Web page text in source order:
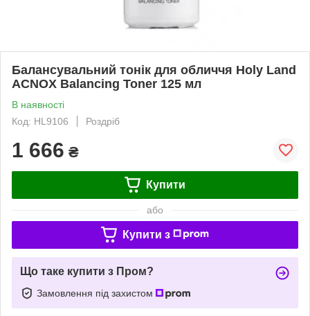
Балансувальний тонік для обличчя Holy Land
ACNOX Balancing Toner 125 мл
В наявності
Код: HL9106
Роздріб
1 666 ₴
Купити
або
Купити з
Що таке купити з Пром?
Замовлення під захистом